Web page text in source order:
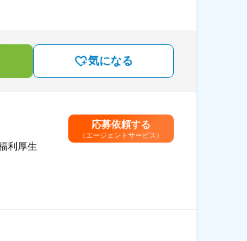
気になる
利厚生
応募依頼する
（エージェントサービス）